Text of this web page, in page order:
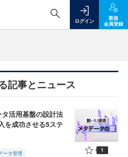
ログイン
新規
会員登録
記事とニュース
活用基盤の設計法
を成功させる5ステ
ータ管理 1